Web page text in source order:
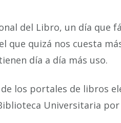
del Libro, un día que
quizá nos cuesta
día a día más uso.
los portales de libros
Universitaria